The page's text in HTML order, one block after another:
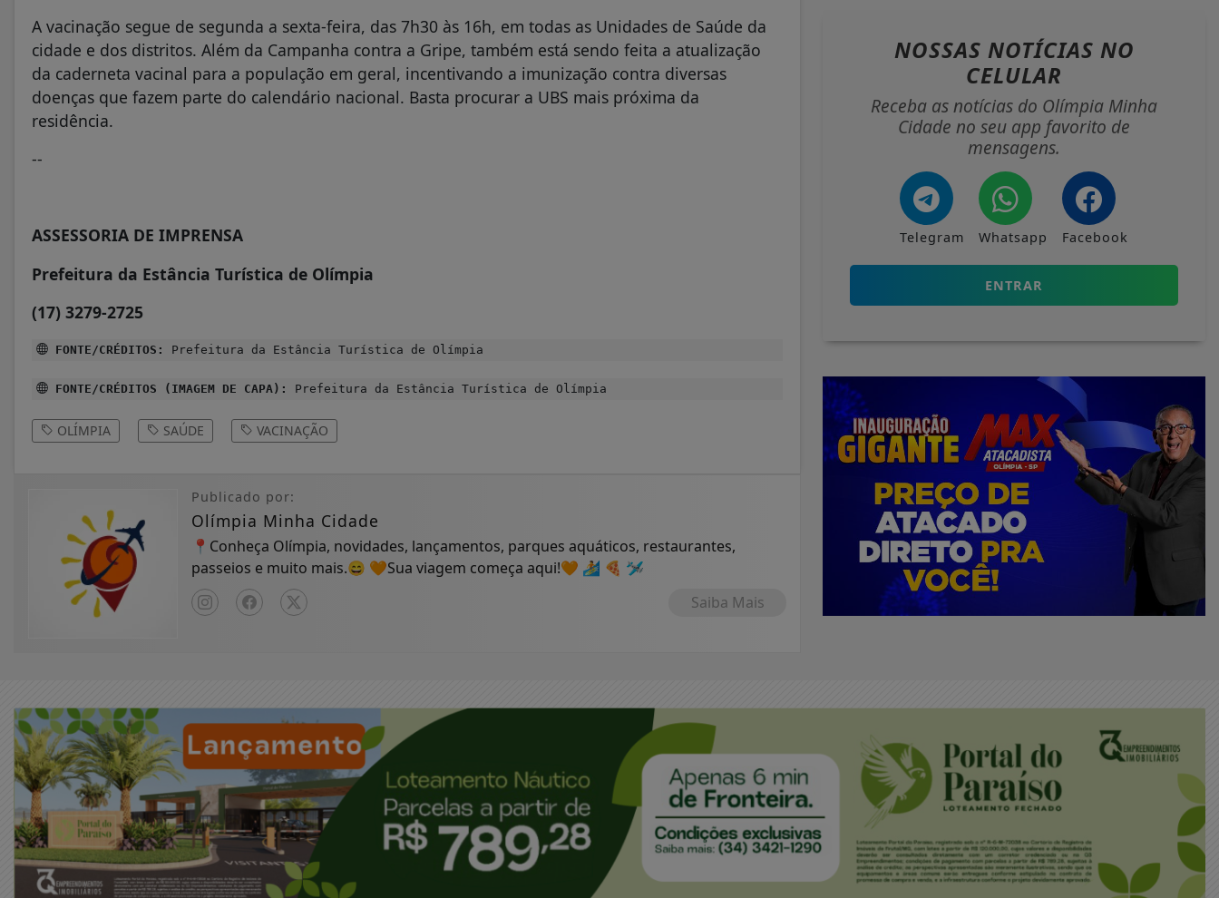
A vacinação segue de segunda a sexta-feira, das 7h30 às 16h, em todas as Unidades de Saúde da
cidade e dos distritos. Além da Campanha contra a Gripe, também está sendo feita a atualização
da caderneta vacinal para a população em geral, incentivando a imunização contra diversas
doenças que fazem parte do calendário nacional. Basta procurar a UBS mais próxima da
residência.
--
ASSESSORIA DE IMPRENSA
Prefeitura da Estância Turística de Olímpia
(17) 3279-2725
FONTE/CRÉDITOS: Prefeitura da Estância Turística de Olímpia
FONTE/CRÉDITOS (IMAGEM DE CAPA): Prefeitura da Estância Turística de Olímpia
OLÍMPIA SAÚDE VACINAÇÃO
Publicado por:
Olímpia Minha Cidade
📍Conheça Olímpia, novidades, lançamentos, parques aquáticos, restaurantes,
passeios e muito mais.😄 🧡Sua viagem começa aqui!🧡 🏄 🍕 🛩
Saiba Mais
NOSSAS NOTÍCIAS NO
CELULAR
Receba as notícias do Olímpia Minha
Cidade no seu app favorito de
mensagens.
Telegram Whatsapp Facebook
ENTRAR